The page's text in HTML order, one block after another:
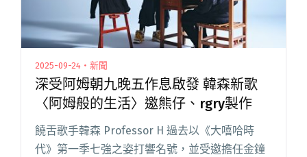
2025-09-24・新聞
深受阿姆朝九晚五作息啟發 韓森新歌
〈阿姆般的生活〉邀熊仔、rgry製作
饒舌歌手韓森 Professor H 過去以《大嘻哈時
代》第一季七強之姿打響名號，並受邀擔任金鐘